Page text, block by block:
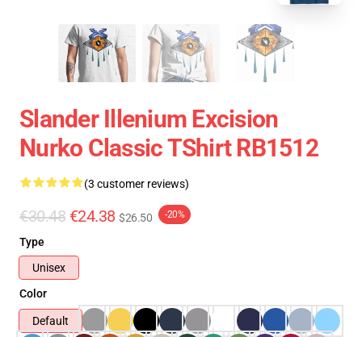
Slander Illenium Excision
Nurko Classic TShirt RB1512
(3 customer reviews)
€30.48 €24.38 $26.50 -20%
Type
Unisex
Color
Default